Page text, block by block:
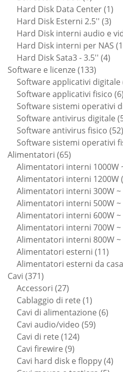
prodotti
Hard Disk Data Center 11
Hard Disk Esterni 2.5'' 33
Hard Disk interni audio e
Hard Disk interni per NAS
Hard Disk Sata3 - 3.5'' 44
Software e licenze 133133
Software applicativi digitale
Software applicativi fisico 66
Software sistemi operativi
Software antivirus digitale
Software antivirus fisico 52
Software sistemi operativi
Alimentatori 6565
prodotti
Alimentatori interni 1000W
Alimentatori interni 1200W
Alimentatori interni 300W ~
Alimentatori interni 500W ~
Alimentatori interni 600W ~
Alimentatori interni 700W ~
Alimentatori interni 800W ~
Alimentatori esterni 1111
Alimentatori esterni da casa
Cavi 371371
prodotti
Accessori 2727
prodotti
Cablaggio di rete 11
prodotto
Cavi di alimentazione 66
Cavi audio/video 5959
Cavi di rete 124124
Cavi firewire 99
prodotti
Cavi hard disk e floppy 44